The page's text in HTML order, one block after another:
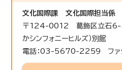
文化国際課
文化国際担当係
〒124-0012 葛飾区立石6-
かシンフォニーヒルズ）別館
電話：03-5670-2259 フ